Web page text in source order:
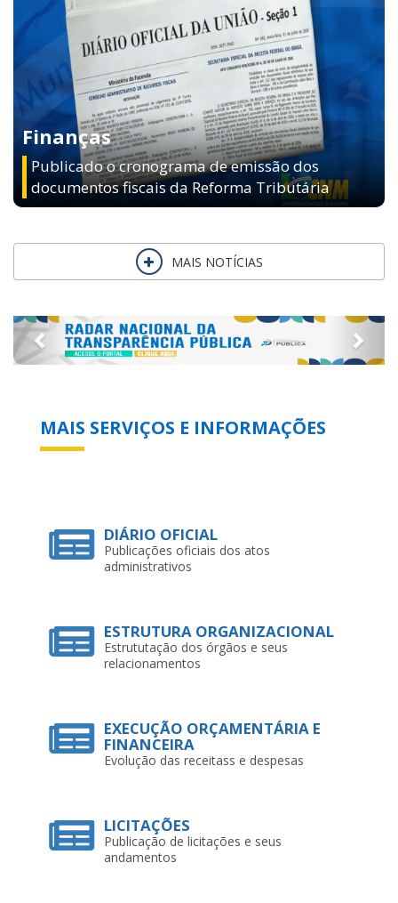
Finanças
Publicado o cronograma de emissão dos
documentos fiscais da Reforma Tributária
MAIS NOTÍCIAS
Previous Next
MAIS SERVIÇOS E INFORMAÇÕES
DIÁRIO OFICIAL
Publicações oficiais dos atos
administrativos
ESTRUTURA ORGANIZACIONAL
Estrututação dos órgãos e seus
relacionamentos
EXECUÇÃO ORÇAMENTÁRIA E
FINANCEIRA
Evolução das receitass e despesas
LICITAÇÕES
Publicação de licitações e seus
andamentos